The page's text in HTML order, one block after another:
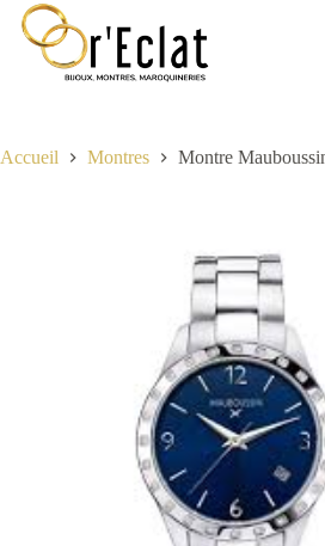
Passer
contenu
Accueil Montres Montre